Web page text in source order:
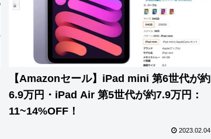
【Amazonセール】iPad mini 第6世代が約
6.9万円・iPad Air 第5世代が約7.9万円：
11~14%OFF！
2023.02.04